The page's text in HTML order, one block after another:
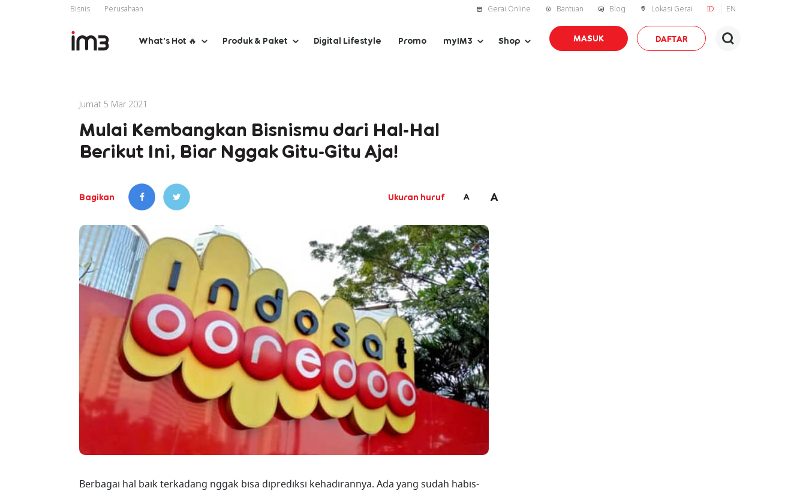
Bisnis Perusahaan Gerai Online Bantuan Blog Lokasi Gerai ID EN
What’s Hot 🔥 Produk & Paket Digital Lifestyle Promo myIM3 Shop MASUK DAFTAR
Jumat 5 Mar 2021
Mulai Kembangkan Bisnismu dari Hal-Hal
Berikut Ini, Biar Nggak Gitu-Gitu Aja!
Bagikan Ukuran huruf A A
Berbagai hal baik terkadang nggak bisa diprediksi kehadirannya. Ada yang sudah habis-